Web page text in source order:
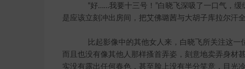
“好……我要十三号！”白晓飞深吸了一口气，缓
是应该立刻冲出房间，把艾佛璐茜与大胡子库拉尔汗
比起影像中的其他女人来，白晓飞所关注这一
而且也没有像其他人那样搔首弄姿，刻意地卖弄身材
实没有露出任何春色，甚至脸上没有半分笑意，目光